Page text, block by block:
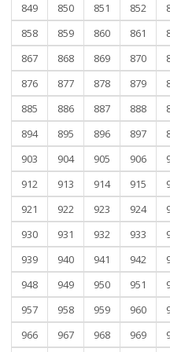
849
850 851 852
858
859 860 861
867
868 869 870
876
877 878 879
885
886 887 888
894
895 896 897
903
904 905 906
912
913 914 915
921
922 923 924
930
931 932 933
939
940 941 942
948
949 950 951
957
958 959 960
966
967 968 969